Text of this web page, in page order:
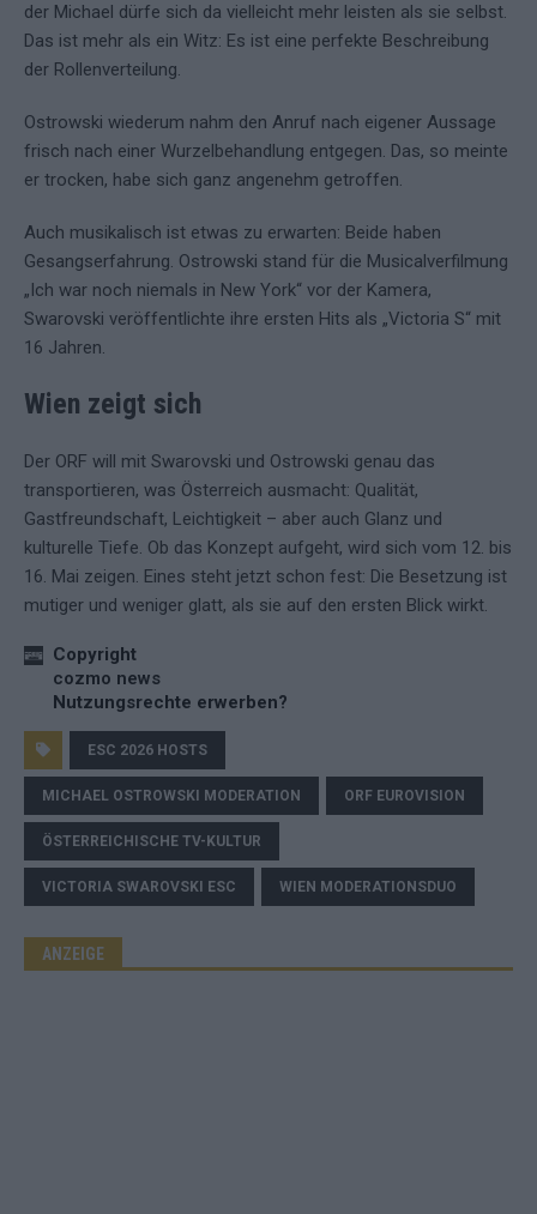
der Michael dürfe sich da vielleicht mehr leisten als sie selbst.
Das ist mehr als ein Witz: Es ist eine perfekte Beschreibung
der Rollenverteilung.
Ostrowski wiederum nahm den Anruf nach eigener Aussage
frisch nach einer Wurzelbehandlung entgegen. Das, so meinte
er trocken, habe sich ganz angenehm getroffen.
Auch musikalisch ist etwas zu erwarten: Beide haben
Gesangserfahrung. Ostrowski stand für die Musicalverfilmung
„Ich war noch niemals in New York“ vor der Kamera,
Swarovski veröffentlichte ihre ersten Hits als „Victoria S“ mit
16 Jahren.
Wien zeigt sich
Der ORF will mit Swarovski und Ostrowski genau das
transportieren, was Österreich ausmacht: Qualität,
Gastfreundschaft, Leichtigkeit – aber auch Glanz und
kulturelle Tiefe. Ob das Konzept aufgeht, wird sich vom 12. bis
16. Mai zeigen. Eines steht jetzt schon fest: Die Besetzung ist
mutiger und weniger glatt, als sie auf den ersten Blick wirkt.
Copyright
cozmo news
Nutzungsrechte erwerben?
ESC 2026 HOSTS
MICHAEL OSTROWSKI MODERATION ORF EUROVISION
ÖSTERREICHISCHE TV-KULTUR
VICTORIA SWAROVSKI ESC WIEN MODERATIONSDUO
ANZEIGE